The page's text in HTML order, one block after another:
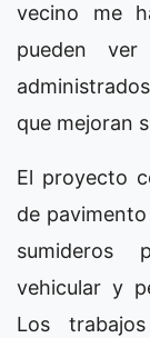
vecino me
pueden
que mejoran
El proyecto
de
sumideros
vehicular y
Los